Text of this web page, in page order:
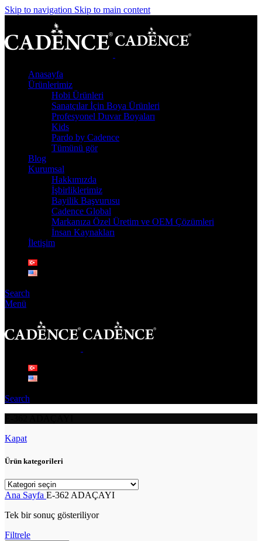
Skip to navigation Skip to main content
Anasayfa
Ürünlerimiz
Hobi Ürünleri
Sanatçılar İçin Boya Ürünleri
Profesyonel Duvar Boyaları
Kids
Pardo by Cadence
Tümünü gör
Blog
Kurumsal
Hakkımızda
İşbirliklerimiz
Bayilik Başvurusu
Cadence Global
Markanıza Özel Üretim ve OEM Çözümleri
İnsan Kaynakları
İletişim
Search
Menü
Search
Kapat
Ürün kategorileri
Ana Sayfa E-362 ADAÇAYI
Tek bir sonuç gösteriliyor
Filtrele